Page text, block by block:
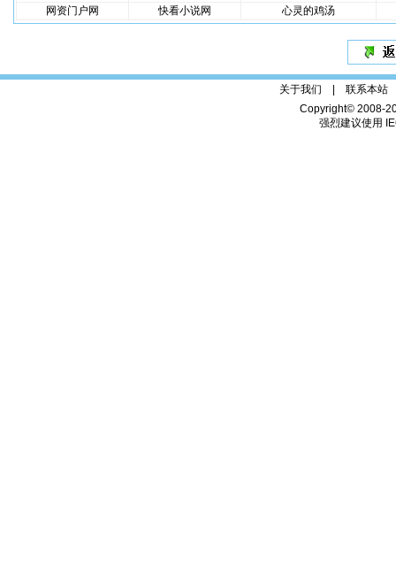
网资门户网
快看小说网 心灵的鸡汤
关于我们 | 联系本站
Copyright© 2008-
强烈建议使用